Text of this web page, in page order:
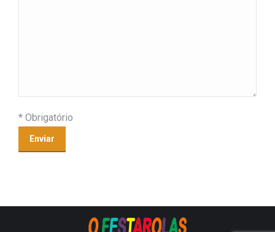
* Obrigatório